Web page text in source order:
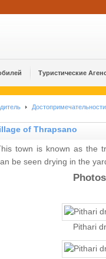
Туристические
Достопримечательности
of Thrapsano
town is known as the
be seen drying in the
Pithari